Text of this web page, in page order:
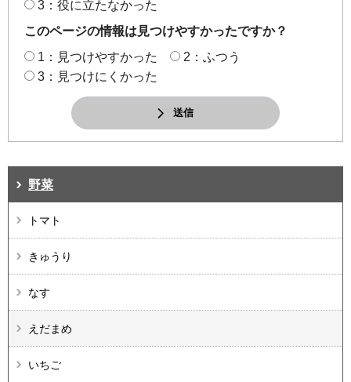
3：役に立たなかった
このページの情報は見つけやすかったですか？
1：見つけやすかった
2：ふつう
3：見つけにくかった
送信
野菜
トマト
きゅうり
なす
えだまめ
いちご